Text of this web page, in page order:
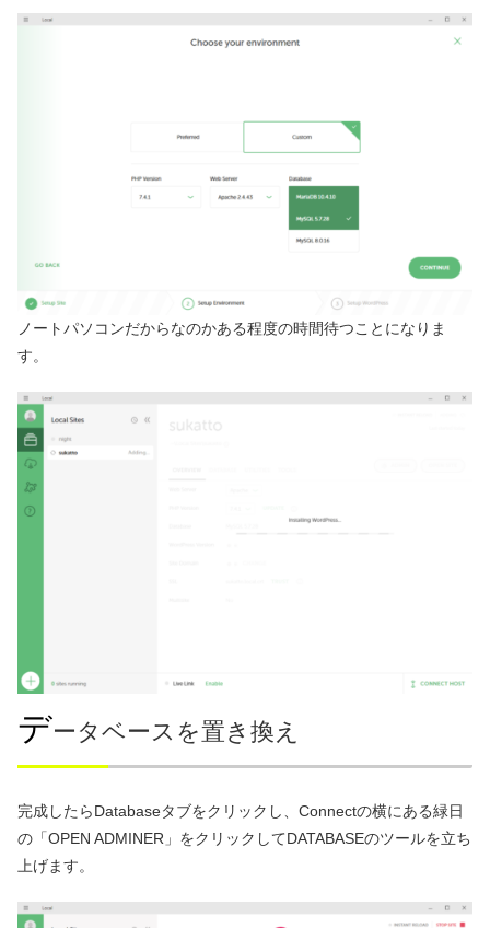
ノートパソコンだからなのかある程度の時間待つことになりま
す。
データベースを置き換え
完成したらDatabaseタブをクリックし、Connectの横にある緑日
の「OPEN ADMINER」をクリックしてDATABASEのツールを立ち
上げます。